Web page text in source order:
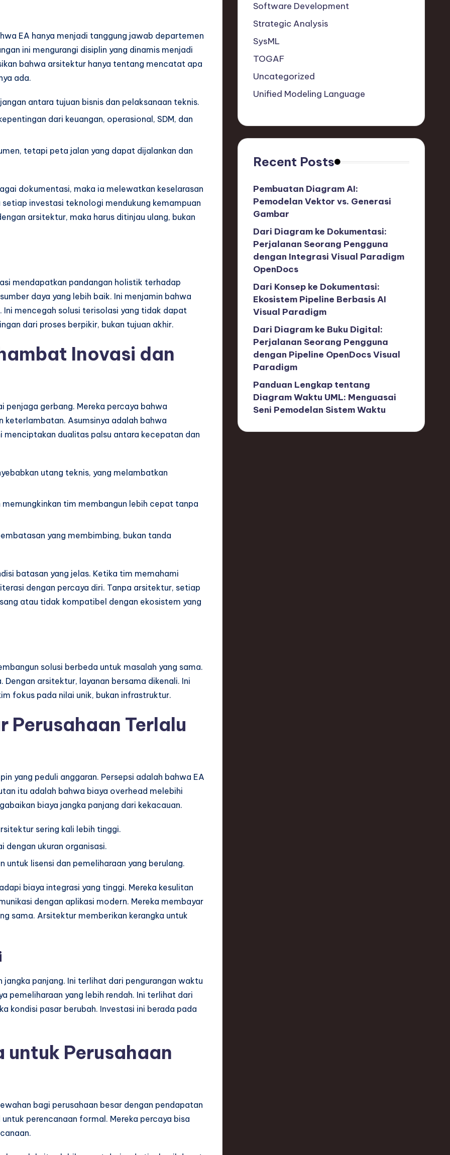
EA hanya menjadi tanggung jawab departemen
ini mengurangi disiplin yang dinamis menjadi
bahwa arsitektur hanya tentang mencatat apa
ada.
antara tujuan bisnis dan pelaksanaan teknis.
dari keuangan, operasional, SDM, dan
tetapi peta jalan yang dapat dijalankan dan
dokumentasi, maka ia melewatkan keselarasan
investasi teknologi mendukung kemampuan
arsitektur, maka harus ditinjau ulang, bukan
mendapatkan pandangan holistik terhadap
daya yang lebih baik. Ini menjamin bahwa
mencegah solusi terisolasi yang tidak dapat
dari proses berpikir, bukan tujuan akhir.
Inovasi dan
gerbang. Mereka percaya bahwa
Asumsinya adalah bahwa
menciptakan dualitas palsu antara kecepatan dan
utang teknis, yang melambatkan
tim membangun lebih cepat tanpa
yang membimbing, bukan tanda
batasan yang jelas. Ketika tim memahami
dengan percaya diri. Tanpa arsitektur, setiap
atau tidak kompatibel dengan ekosistem yang
solusi berbeda untuk masalah yang sama.
arsitektur, layanan bersama dikenali. Ini
fokus pada nilai unik, bukan infrastruktur.
Perusahaan Terlalu
yang peduli anggaran. Persepsi adalah bahwa EA
itu adalah bahwa biaya overhead melebihi
biaya jangka panjang dari kekacauan.
sering kali lebih tinggi.
dengan ukuran organisasi.
untuk lisensi dan pemeliharaan yang berulang.
biaya integrasi yang tinggi. Mereka kesulitan
dengan aplikasi modern. Mereka membayar
sama. Arsitektur memberikan kerangka untuk
jangka panjang. Ini terlihat dari pengurangan waktu
pemeliharaan yang lebih rendah. Ini terlihat dari
kondisi pasar berubah. Investasi ini berada pada
untuk Perusahaan
bagi perusahaan besar dengan pendapatan
perencanaan formal. Mereka percaya bisa
Software Development
Strategic Analysis
SysML
TOGAF
Uncategorized
Unified Modeling Language
Recent Posts
Pembuatan Diagram AI:
Pemodelan Vektor vs. Generasi
Gambar
Dari Diagram ke Dokumentasi:
Perjalanan Seorang Pengguna
dengan Integrasi Visual Paradigm
OpenDocs
Dari Konsep ke Dokumentasi:
Ekosistem Pipeline Berbasis AI
Visual Paradigm
Dari Diagram ke Buku Digital:
Perjalanan Seorang Pengguna
dengan Pipeline OpenDocs Visual
Paradigm
Panduan Lengkap tentang
Diagram Waktu UML: Menguasai
Seni Pemodelan Sistem Waktu